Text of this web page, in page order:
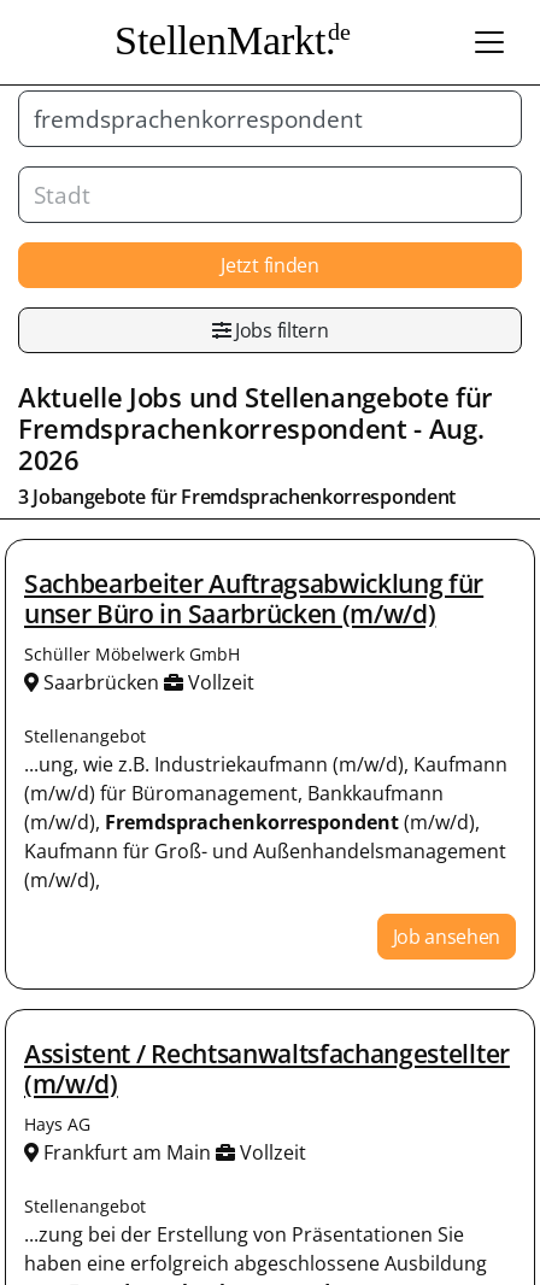
StellenMarkt.de
Jetzt finden
Jobs filtern
Aktuelle Jobs und Stellenangebote für
Fremdsprachenkorrespondent- Aug.
2026
3 Jobangebote fürFremdsprachenkorrespondent
Sachbearbeiter Auftragsabwicklung für
unser Büro in Saarbrücken (m/w/d)
Schüller Möbelwerk GmbH
Saarbrücken Vollzeit
Stellenangebot
...ung, wie z.B. Industriekaufmann (m/w/d), Kaufmann
(m/w/d) für Büromanagement, Bankkaufmann
(m/w/d), Fremdsprachenkorrespondent(m/w/d),
Kaufmann für Groß- und Außenhandelsmanagement
(m/w/d),
Job ansehen
Assistent / Rechtsanwaltsfachangestellter
(m/w/d)
Hays AG
Frankfurt am Main Vollzeit
Stellenangebot
...zung bei der Erstellung von Präsentationen Sie
haben eine erfolgreich abgeschlossene Ausbildung